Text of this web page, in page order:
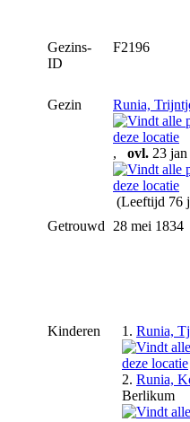
Gezins-
ID
F2196
Gezin Runia,
, ovl. 23
(Leeftijd 76
Getrouwd 28 mei 1834
Kinderen 1. Runia,
2. Runia,
Berlikum